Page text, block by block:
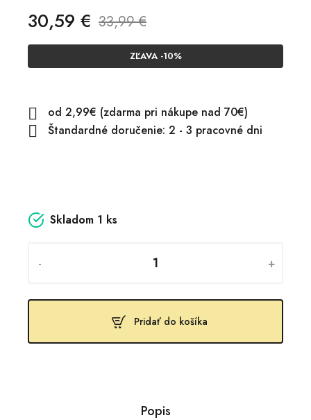
30,59 € 33,99 €
ZĽAVA -10%
 od 2,99€ (zdarma pri nákupe nad 70€)
 Štandardné doručenie: 2 - 3 pracovné dni
Skladom 1 ks
- +
Pridať do košíka
Popis